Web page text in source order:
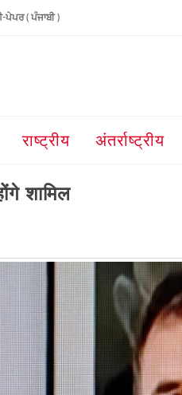
ਪੇਪਰ ( ਪੰਜਾਬੀ )
राष्ट्रीय अंतर्राष्ट्रीय
शामिल